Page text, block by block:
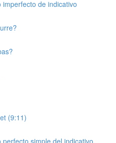
de indicativo
(9:11)
simple del indicativo.